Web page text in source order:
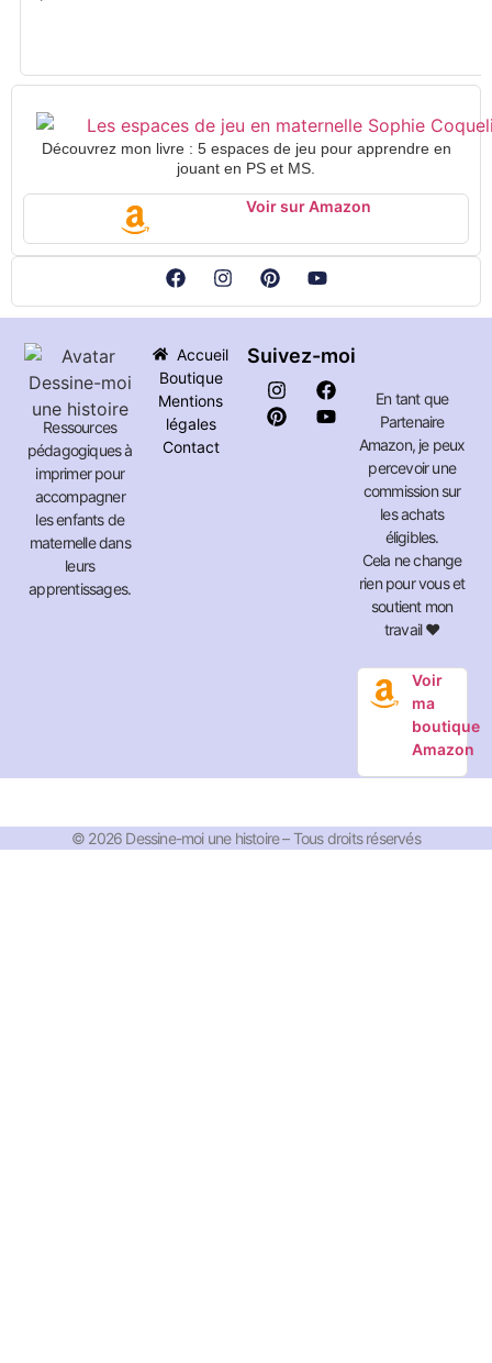
Découvrez mon livre : 5 espaces de jeu pour apprendre en
jouant en PS et MS.
Voir sur Amazon
Ressources
pédagogiques à
imprimer pour
accompagner
les enfants de
maternelle dans
leurs
apprentissages.
Accueil
Boutique
Mentions
légales
Contact
Suivez-moi
En tant que
Partenaire
Amazon, je peux
percevoir une
commission sur
les achats
éligibles.
Cela ne change
rien pour vous et
soutient mon
travail ❤️
Voir
ma
boutique
Amazon
© 2026 Dessine-moi une histoire – Tous droits réservés